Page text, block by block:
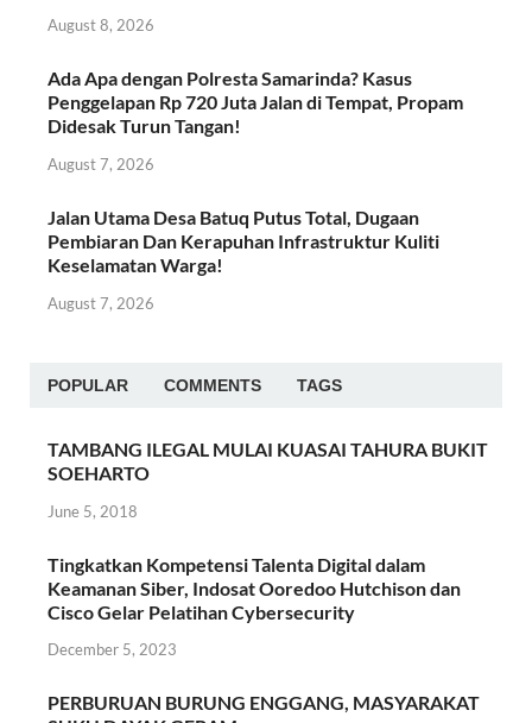
August 8, 2026
Ada Apa dengan Polresta Samarinda? Kasus
Penggelapan Rp 720 Juta Jalan di Tempat, Propam
Didesak Turun Tangan!
August 7, 2026
Jalan Utama Desa Batuq Putus Total, Dugaan
Pembiaran Dan Kerapuhan Infrastruktur Kuliti
Keselamatan Warga!
August 7, 2026
POPULAR COMMENTS TAGS
TAMBANG ILEGAL MULAI KUASAI TAHURA BUKIT
SOEHARTO
June 5, 2018
Tingkatkan Kompetensi Talenta Digital dalam
Keamanan Siber, Indosat Ooredoo Hutchison dan
Cisco Gelar Pelatihan Cybersecurity
December 5, 2023
PERBURUAN BURUNG ENGGANG, MASYARAKAT